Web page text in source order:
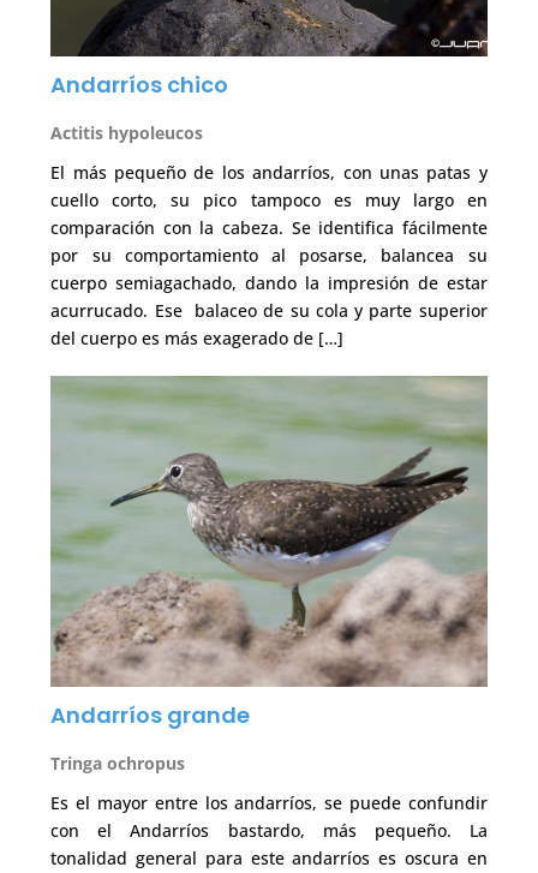
Andarríos chico
Actitis hypoleucos
El más pequeño de los andarríos, con unas patas y
cuello corto, su pico tampoco es muy largo en
comparación con la cabeza. Se identifica fácilmente
por su comportamiento al posarse, balancea su
cuerpo semiagachado, dando la impresión de estar
acurrucado. Ese balaceo de su cola y parte superior
del cuerpo es más exagerado de […]
Andarríos grande
Tringa ochropus
Es el mayor entre los andarríos, se puede confundir
con el Andarríos bastardo, más pequeño. La
tonalidad general para este andarríos es oscura en